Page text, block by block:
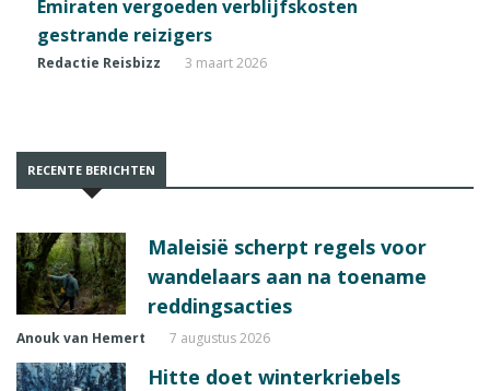
Emiraten vergoeden verblijfskosten
gestrande reizigers
Redactie Reisbizz 3 maart 2026
RECENTE BERICHTEN
Maleisië scherpt regels voor
wandelaars aan na toename
reddingsacties
Anouk van Hemert 7 augustus 2026
Hitte doet winterkriebels